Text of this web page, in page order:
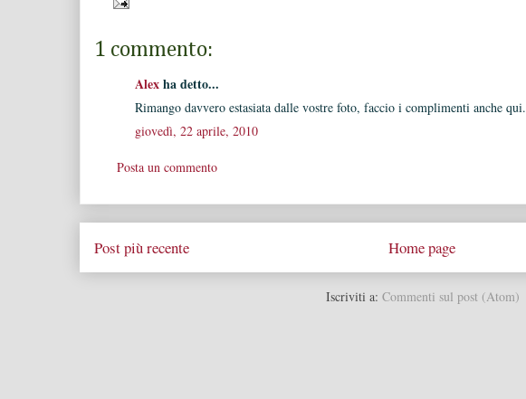
1 commento:
Alexha detto...
Rimango davvero estasiata dalle vostre foto, faccio i complimenti anche qui.
giovedì, 22 aprile, 2010
Posta un commento
Post più recente Home page
Iscriviti a: Commenti sul post (Atom)